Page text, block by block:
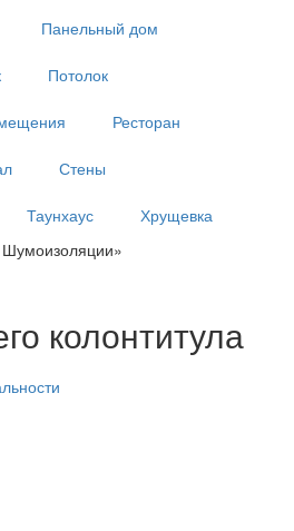
Панельный дом
Потолок
Ресторан
Стены
Таунхаус
Хрущевка
колонтитула